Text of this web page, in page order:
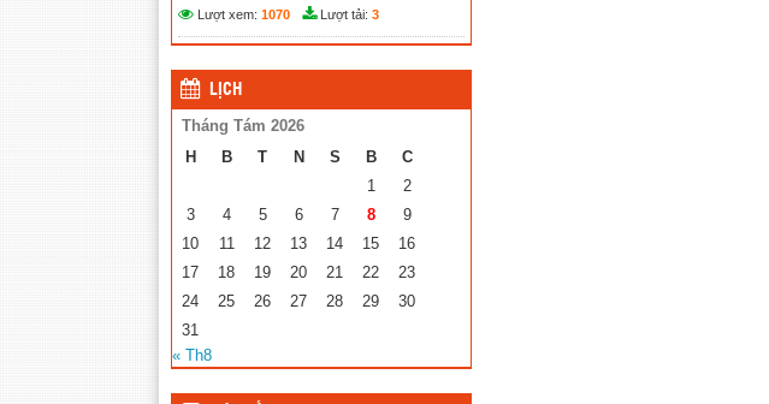
Lượt xem: 1070 Lượt tải: 3
LỊCH
Tháng Tám 2026
H
B T N S B
C
1
2
3
4 5 6 7 8
9
10
11 12 13 14 15
16
17
18 19 20 21 22
23
24
25 26 27 28 29
30
31
« Th8